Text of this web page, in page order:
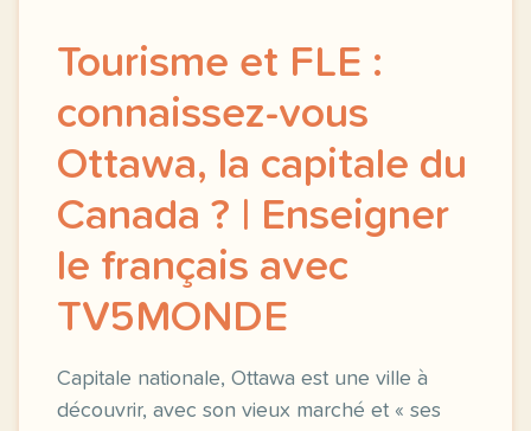
Tourisme et FLE :
connaissez-vous
Ottawa, la capitale du
Canada ? | Enseigner
le français avec
TV5MONDE
Capitale nationale, Ottawa est une ville à
découvrir, avec son vieux marché et « ses